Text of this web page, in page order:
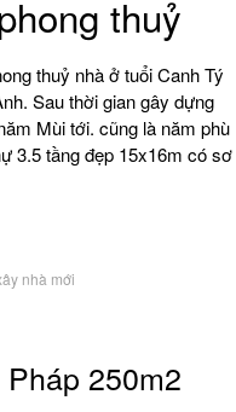
thuỷ
thuỷ nhà ở tuổi Canh Tý
Sau thời gian gây dựng
Mùi tới. cũng là năm phù
3.5 tầng đẹp 15x16m có sơ
nhà mới
250m2